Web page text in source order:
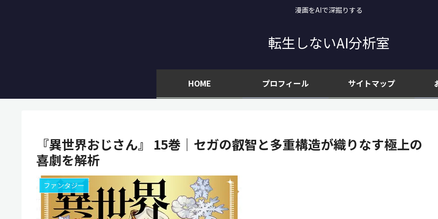
漫画をAIで深掘りする
転生しないAI分析室
HOME プロフィール サイトマップ
『異世界おじさん』 15巻｜セガの叡智と多重構造が織りなす極上の
喜劇を解析
ファンタジー